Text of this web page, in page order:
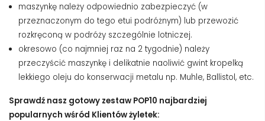
maszynkę należy odpowiednio zabezpieczyć (w
przeznaczonym do tego etui podróżnym) lub przewozić
rozkręconą w podróży szczególnie lotniczej.
okresowo (co najmniej raz na 2 tygodnie) należy
przeczyścić maszynkę i delikatnie naoliwić gwint kropelką
lekkiego oleju do konserwacji metalu np. Muhle, Ballistol, etc.
Sprawdź nasz gotowy zestaw POP10 najbardziej
popularnych wśród Klientów żyletek: